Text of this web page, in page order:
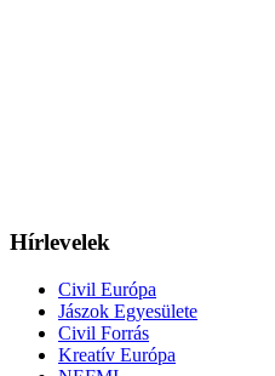
Hírlevelek
Civil Európa
Jászok Egyesülete
Civil Forrás
Kreatív Európa